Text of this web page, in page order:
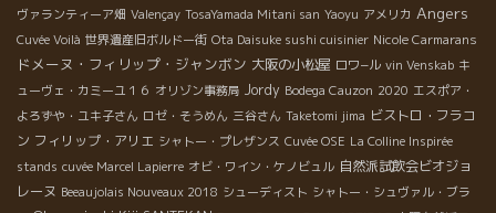
ヴァランティーア畑 Valençay TosaYamada Mitani san Yaoyu アメリカ Angers
Cuvée Voilà 世界遺産旧ボルドー街 Ota Daisuke sushi cuisinier Nicole Carmarans
ドメーヌ・フィリップ・ジャンボン 大阪の小松屋 ロワ−ル vin Venskab キ
ューヴェ・カミーユ１６ オリゾン事務局 Jordy Bodega Cauzon 2020 エスポア・
よろずや・ユキ子さん ロゼ・そうめん 三谷さん Taketomi jima ビストロ・フラコ
ン フィリップ・アリエ シャトー・プレザンス Cuvée OSE La Colline Inspirée
stands cuvée Marcel Lapierre オビ・ワイン・ケノビュル 自然派試飲会ビオジョ
レーヌ Beeaujolais Nouveaux 2018 シューディスト シャトー・シュヴァル・ブラ